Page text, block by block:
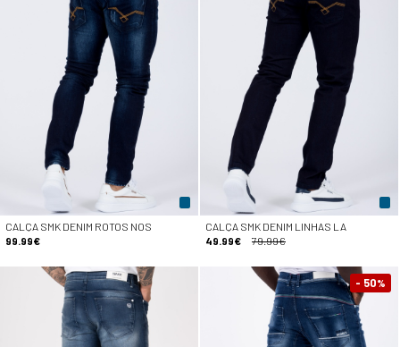
CALÇA SMK DENIM ROTOS NOS
99.99€
CALÇA SMK DENIM LINHAS LA
49.99€
79.99€
- 50%